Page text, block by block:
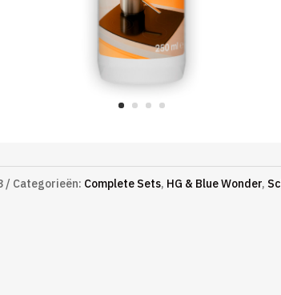
Categorieën: Complete Sets, HG & Blue Wonder,